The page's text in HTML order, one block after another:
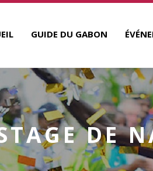
GUIDE DU GABON
DE